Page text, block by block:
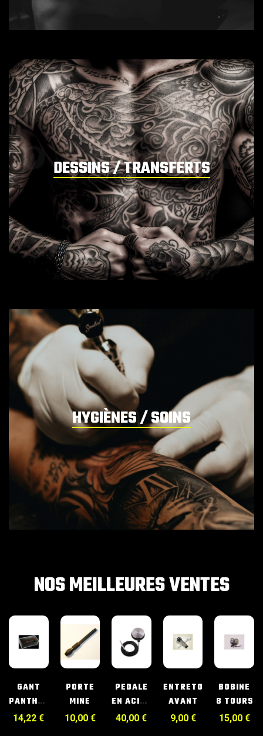
DESSINS / TRANSFERTS
HYGIÈNES / SOINS
NOS MEILLEURES VENTES
GANT
PANTHERA
M
14,22€
PORTE
MINE
10,00 €
PEDALE
EN ACIER
RONDE
40,00€
ENTRETOISE
AVANT
9,00 €
BOBINE
8 TOURS
15,00 €